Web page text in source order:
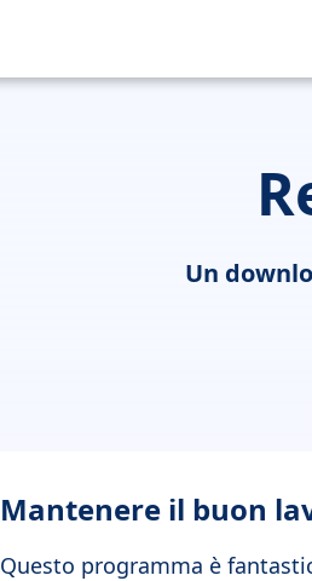
Un
Mantenere il buon
Questo programma è